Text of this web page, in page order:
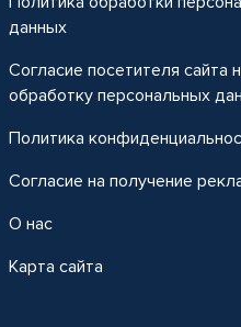
данных
Согласие посетителя сайта
обработку персональных
Политика
Согласие на получение
О нас
Карта сайта